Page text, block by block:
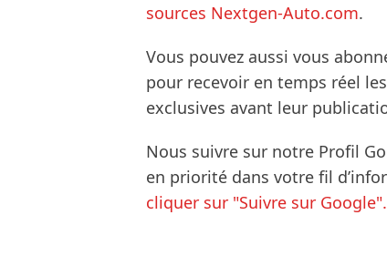
sources Nextgen-Auto.com.
Vous pouvez aussi vous
pour recevoir en temps réel
exclusives avant leur
Nous suivre sur notre Profil
en priorité dans votre fil
cliquer sur "Suivre sur Google".